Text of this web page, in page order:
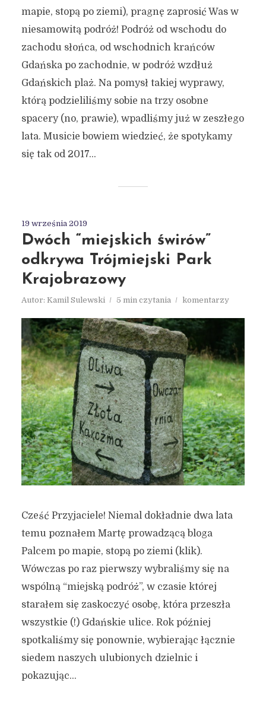
mapie, stopą po ziemi), pragnę zaprosić Was w
niesamowitą podróż! Podróż od wschodu do
zachodu słońca, od wschodnich krańców
Gdańska po zachodnie, w podróż wzdłuż
Gdańskich plaż. Na pomysł takiej wyprawy,
którą podzieliliśmy sobie na trzy osobne
spacery (no, prawie), wpadliśmy już w zeszłego
lata. Musicie bowiem wiedzieć, że spotykamy
się tak od 2017...
19 września 2019
Dwóch “miejskich świrów”
odkrywa Trójmiejski Park
Krajobrazowy
Autor: Kamil Sulewski 5 min czytania komentarzy
Cześć Przyjaciele! Niemal dokładnie dwa lata
temu poznałem Martę prowadzącą bloga
Palcem po mapie, stopą po ziemi (klik).
Wówczas po raz pierwszy wybraliśmy się na
wspólną “miejską podróż”, w czasie której
starałem się zaskoczyć osobę, która przeszła
wszystkie (!) Gdańskie ulice. Rok później
spotkaliśmy się ponownie, wybierając łącznie
siedem naszych ulubionych dzielnic i
pokazując...